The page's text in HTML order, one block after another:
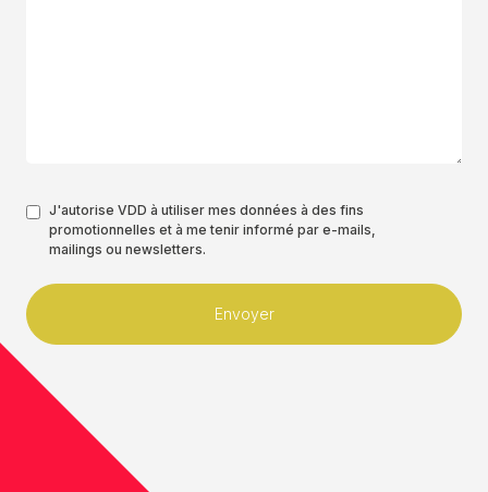
Authorisation
*
J'autorise VDD à utiliser mes données à des fins
promotionnelles et à me tenir informé par e-mails,
mailings ou newsletters.